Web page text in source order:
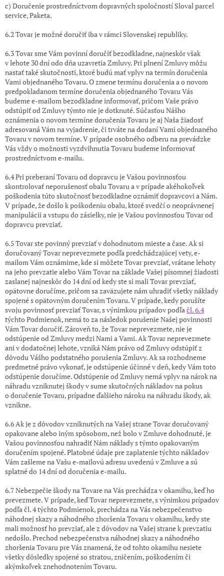
c) Doručenie prostredníctvom dopravných spoločností Sloval parcel
service, Paketa.
6.2 Tovar je možné doručiť iba v rámci Slovenskej republiky.
6.3 Tovar sme Vám povinní doručiť bezodkladne, najneskôr však
v lehote 30 dní odo dňa uzavretia Zmluvy. Pri plnení Zmluvy môžu
nastať také skutočnosti, ktoré budú mať vplyv na termín doručenia
Vami objednaného Tovaru. O zmene termínu doručenia a o novom
predpokladanom termíne doručenia objednaného Tovaru Vás
budeme e-mailom bezodkladne informovať, pričom Vaše právo
odstúpiť od Zmluvy týmto nie je dotknuté. Súčasťou Nášho
oznámenia o novom termíne doručenia Tovaru je aj Naša žiadosť
adresovaná Vám na vyjadrenie, či trváte na dodaní Vami objednaného
Tovaru v novom termíne. V prípade osobného odberu na prevádzke
Vás vždy o možnosti vyzdvihnutia Tovaru budeme informovať
prostredníctvom e-mailu.
6.4 Pri preberaní Tovaru od dopravcu je Vašou povinnosťou
skontrolovať neporušenosť obalu Tovaru a v prípade akéhokoľvek
poškodenia túto skutočnosť bezodkladne oznámiť dopravcovi a Nám.
V prípade, že došlo k poškodeniu obalu, ktoré svedčí o neoprávnenej
manipulácii a vstupu do zásielky, nie je Vašou povinnosťou Tovar od
dopravcu prevziať.
6.5 Tovar ste povinný prevziať v dohodnutom mieste a čase. Ak si
doručovaný Tovar neprevezmete podľa predchádzajúcej vety, e-
mailom Vám oznámime, kde si môžete Tovar prevziať, vrátane lehoty
na jeho prevzatie alebo Vám Tovar na základe Vašej písomnej žiadosti
zaslanej najneskôr do 14 dní od kedy ste si mali Tovar prevziať,
opätovne doručíme, pričom sa zaväzujete nám uhradiť všetky náklady
spojené s opätovným doručením Tovaru. V prípade, kedy porušíte
svoju povinnosť prevziať Tovar, s výnimkou prípadov podľačl. 6.4
týchto Podmienok, nemá to za následok porušenie Našej povinnosti
Vám Tovar doručiť. Zároveň to, že Tovar neprevezmete, nie je
odstúpenie od Zmluvy medzi Nami a Vami. Ak Tovar neprevezmete
ani v dodatočnej lehote, vzniká Nám právo od Zmluvy odstúpiť z
dôvodu Vášho podstatného porušenia Zmluvy. Ak sa rozhodneme
predmetné právo vykonať, je odstúpenie účinné v deň, kedy Vám toto
odstúpenie doručíme. Odstúpenie od Zmluvy nemá vplyv na nárok na
náhradu vzniknutej škody v sume skutočných nákladov na pokus
o doručenie Tovaru,prípadne ďalšieho nároku na náhradu škody, ak
vznikne.
6.6 Ak je z dôvodov vzniknutých na Vašej strane Tovar doručovaný
opakovane alebo iným spôsobom, než bolo v Zmluve dohodnuté, je
Vašou povinnosťou nahradiť Nám náklady s týmto opakovaným
doručením spojené. Platobné údaje pre zaplatenie týchto nákladov
Vám zašleme na Vašu e-mailovú adresu uvedenú v Zmluve a sú
splatné do 14 dní od doručenia e-mailu.
6.7 Nebezpečie škody na Tovare na Vás prechádza v okamihu, keď ho
prevezmete. V prípade, keď Tovar neprevezmete, s výnimkou prípadov
podľa čl.4týchto Podmienok, prechádza na Vás nebezpečenstvo
náhodnej skazy a náhodného zhoršenia Tovaru v okamihu, kedy ste
mali možnosť ho prevziať, ale z dôvodov na Vašej strane k prevzatiu
nedošlo. Prechod nebezpečenstva náhodnej skazy a náhodného
zhoršenia Tovaru pre Vás znamená, že od tohto okamihu nesiete
všetky dôsledky spojené so stratou, zničením, poškodením či
akýmkoľvek znehodnotením Tovaru.